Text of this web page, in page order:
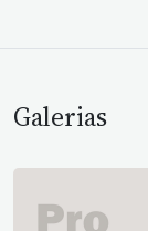
Galerias